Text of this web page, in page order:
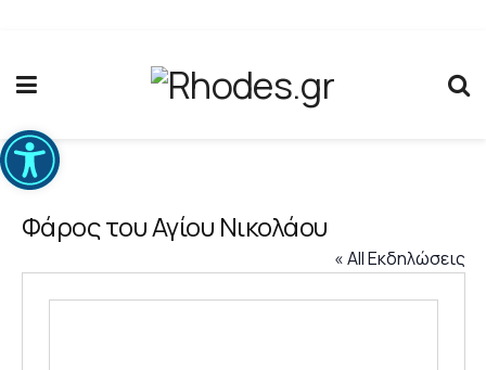
Ανοίξτε τη γραμμή εργαλείων
Φάρος του Αγίου Νικολάου
« All Εκδηλώσεις